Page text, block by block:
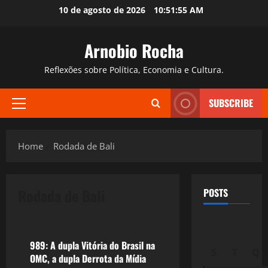
10 de agosto de 2026 10:51:56 AM
Arnobio Rocha
Reflexões sobre Política, Economia e Cultura.
Primary
SUBSCRIBE
Home Rodada de Bali
989: A dupla Vitória do Brasil na
OMC, a dupla Derrota da Mídia
POSTS